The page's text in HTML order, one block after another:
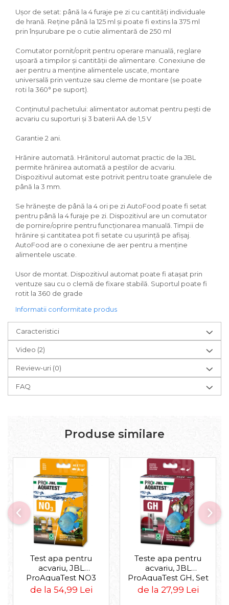
Accesorii diverse terarii
Iazuri
Igiena Iazuri
Conditioner apa iaz
Hrana pesti iazuri
Teste apa iaz
Filtre iaz
Incalzitor Iaz
Accesorii iaz
Cai
Casti echitatie
Accesorii cai
Ușor de setat: până la 4 furaje pe zi cu cantități individuale
de hrană. Reține până la 125 ml și poate fi extins la 375 ml
prin înșurubare pe o cutie alimentară de 250 ml
Comutator pornit/oprit pentru operare manuală, reglare
ușoară a timpilor și cantității de alimentare. Conexiune de
aer pentru a menține alimentele uscate, montare
universală prin ventuze sau cleme de montare (se poate
roti la 360° pe suport).
Conținutul pachetului: alimentator automat pentru pești de
acvariu cu suporturi și 3 baterii AA de 1,5 V
Garantie 2 ani.
Hrănire automată. Hrănitorul automat practic de la JBL
permite hrănirea automată a peștilor de acvariu.
Dispozitivul automat este potrivit pentru toate granulele de
până la 3 mm.
Se hrănește de până la 4 ori pe zi AutoFood poate fi setat
pentru până la 4 furaje pe zi. Dispozitivul are un comutator
de pornire/oprire pentru funcționarea manuală. Timpii de
hrănire și cantitatea pot fi setate cu ușurință pe afișaj.
AutoFood are o conexiune de aer pentru a menține
alimentele uscate.
Usor de montat. Dispozitivul automat poate fi atașat prin
ventuze sau cu o clemă de fixare stabilă. Suportul poate fi
rotit la 360 de grade
Informatii conformitate produs
Caracteristici
Video (2)
Review-uri (0)
FAQ
Produse similare
Test apa pentru
acvariu, JBL
ProAquaTest NO3
Nitrat, 40 Teste
de la 54,99 Lei
Teste apa pentru
acvariu, JBL
ProAquaTest GH, Set
de la 27,99 Lei